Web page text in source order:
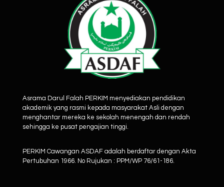
Asrama Darul Falah PERKIM menyediakan pendidikan
akademik yang rasmi kepada masyarakat Asli dengan
menghantar mereka ke sekolah menengah dan rendah
sehingga ke pusat pengajian tinggi.
PERKIM Cawangan ASDAF adalah berdaftar dengan Akta
Pertubuhan 1966. No Rujukan : PPM/WP 76/61-186.